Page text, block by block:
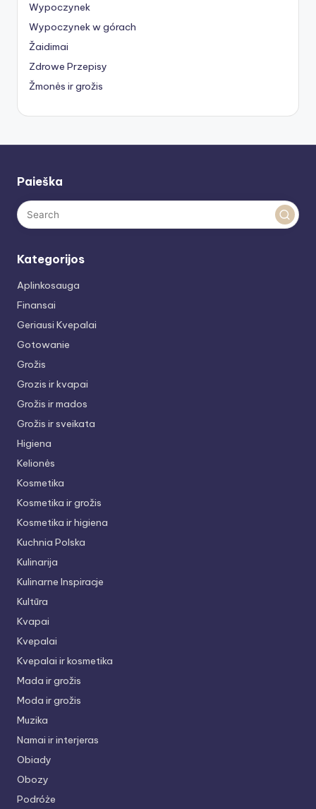
Wypoczynek
Wypoczynek w górach
Žaidimai
Zdrowe Przepisy
Žmonės ir grožis
Paieška
Kategorijos
Aplinkosauga
Finansai
Geriausi Kvepalai
Gotowanie
Grožis
Grozis ir kvapai
Grožis ir mados
Grožis ir sveikata
Higiena
Kelionės
Kosmetika
Kosmetika ir grožis
Kosmetika ir higiena
Kuchnia Polska
Kulinarija
Kulinarne Inspiracje
Kultūra
Kvapai
Kvepalai
Kvepalai ir kosmetika
Mada ir grožis
Moda ir grožis
Muzika
Namai ir interjeras
Obiady
Obozy
Podróże